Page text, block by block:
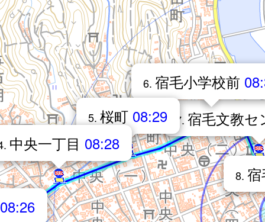
8.
7. 宿毛文教
6. 宿毛小学校前
5. 桜町 08:29
中央一丁目 08:28
08:26